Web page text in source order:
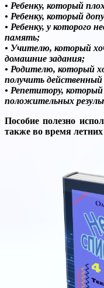
• Ребенку, который
• Ребенку, который
• Ребенку, у которого
память;
• Учителю, который
домашние задания;
• Родителю, который
получить
• Репетитору,
положительных
Пособие полезно
также во время